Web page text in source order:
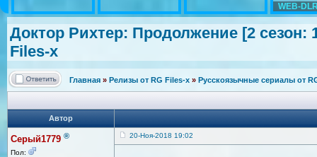
WEB-
Доктор Рихтер: Продолжение [2 сезон:
Files-x
Главная » Релизы от RG Files-x » Русскоязычные сериалы от
Автор
Серый1779 ®
Пол:
20-Ноя-2018 19:02